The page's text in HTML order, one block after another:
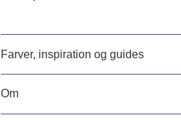
Farver, inspiration og guides
Om